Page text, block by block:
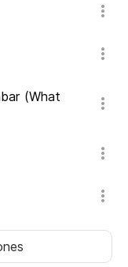
(What